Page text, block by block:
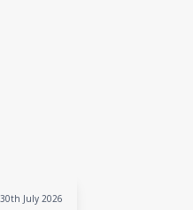
30th July 2026